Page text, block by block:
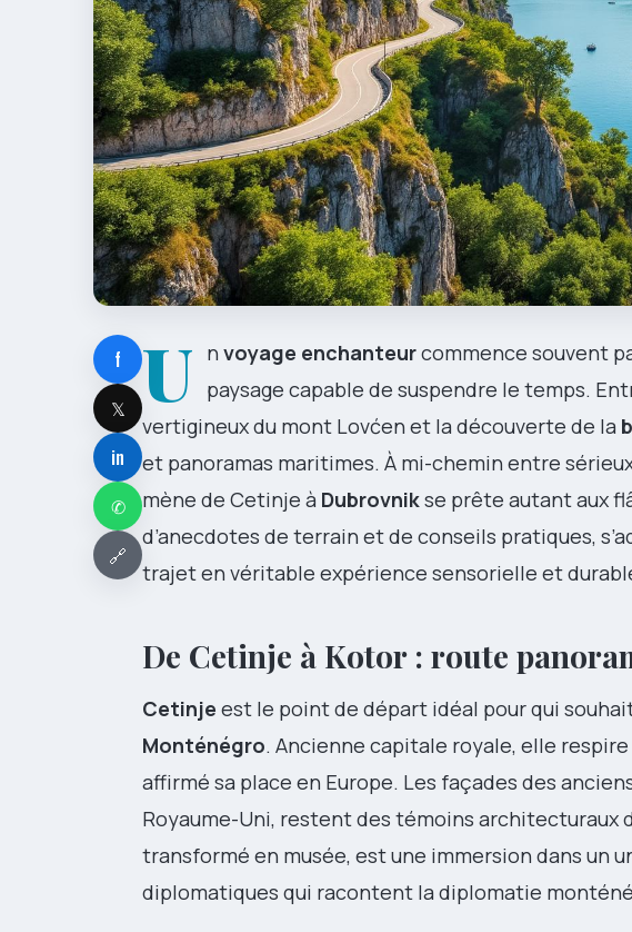
f
𝕏
in
✆
🔗
U n voyage enchanteurcommence souvent
paysage capable de suspendre le temps.
vertigineux du mont Lovćen et la découverte de la
et panoramas maritimes. À mi-chemin entre
mène de Cetinje à Dubrovnikse prête autant aux
d’anecdotes de terrain et de conseils pratiques,
trajet en véritable expérience sensorielle et
De Cetinje à Kotor : route
Cetinje est le point de départ idéal pour qui
Monténégro. Ancienne capitale royale, elle respire
affirmé sa place en Europe. Les façades des
Royaume-Uni, restent des témoins architecturaux
transformé en musée, est une immersion dans un
diplomatiques qui racontent la diplomatie